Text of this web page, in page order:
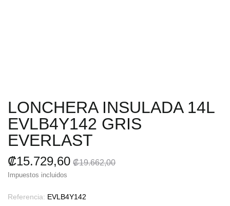
LONCHERA INSULADA 14L
EVLB4Y142 GRIS
EVERLAST
₡15.729,60 ₡19.662,00
Impuestos incluidos
Referencia: EVLB4Y142